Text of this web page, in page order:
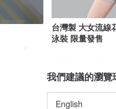
台灣製 大女流線
泳裝 限量發售
US$ 177.28
可客製
我們建議的瀏覽